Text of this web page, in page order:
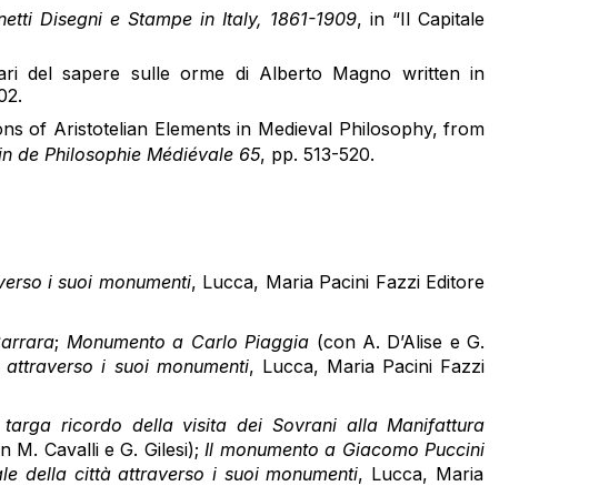
Disegni e Stampe in Italy, 1861-1909, in “Il Capitale
del sapere sulle orme di Alberto Magno written in
de Philosophie Médiévale 65, pp. 513-520.
i suoi monumenti, Lucca, Maria Pacini Fazzi Editore
; Monumento a Carlo Piaggia (con A. D’Alise e G.
i suoi monumenti, Lucca, Maria Pacini Fazzi
targa ricordo della visita dei Sovrani alla Manifattura
M. Cavalli e G. Gilesi); Il monumento a Giacomo Puccini
della città attraverso i suoi monumenti, Lucca, Maria